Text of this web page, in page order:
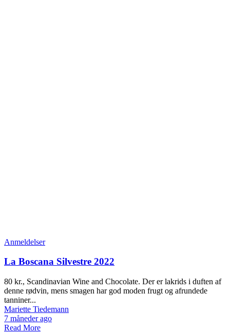
Anmeldelser
La Boscana Silvestre 2022
80 kr., Scandinavian Wine and Chocolate. Der er lakrids i duften af
denne rødvin, mens smagen har god moden frugt og afrundede
tanniner...
Mariette Tiedemann
7 måneder ago
Read More